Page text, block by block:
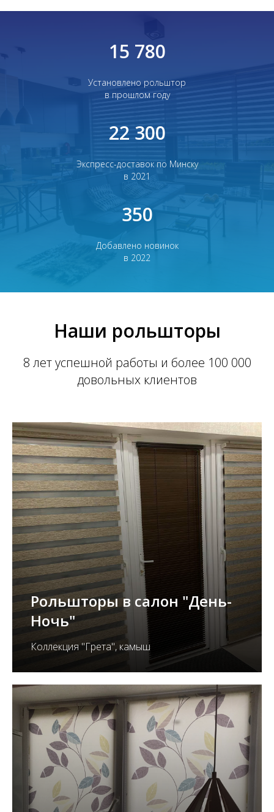
15 780
Установлено рольштор
в прошлом году
22 300
Экспресс-доставок по Минску
в 2021
350
Добавлено новинок
в 2022
Наши рольшторы
8 лет успешной работы и более 100 000
довольных клиентов
Рольшторы в салон "День-
Ночь"
Коллекция "Грета", камыш